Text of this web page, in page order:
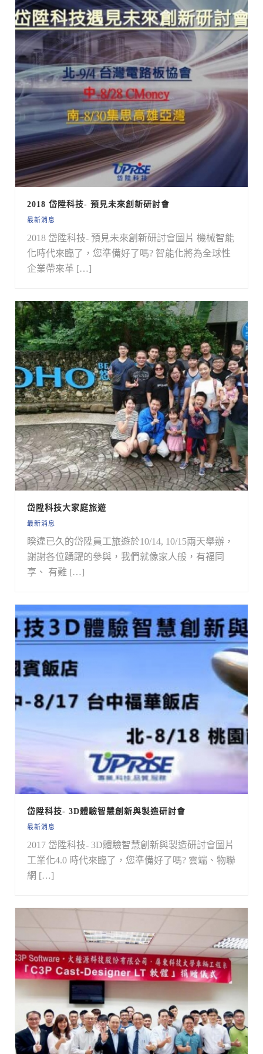
2018 岱陞科技- 預見未來創新研討會
最新消息
2018 岱陞科技- 預見未來創新研討會圖片 機械智能
化時代來臨了，您準備好了嗎? 智能化將為全球性
企業帶來革 […]
岱陞科技大家庭旅遊
最新消息
睽違已久的岱陞員工旅遊於10/14, 10/15兩天舉辦，
謝謝各位踴躍的參與，我們就像家人般，有福同
享、 有難 […]
岱陞科技- 3D體驗智慧創新與製造研討會
最新消息
2017 岱陞科技- 3D體驗智慧創新與製造研討會圖片
工業化4.0 時代來臨了，您準備好了嗎? 雲端、物聯
網 […]